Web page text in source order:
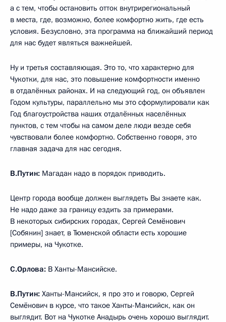
а с тем, чтобы остановить отток внутрирегиональный
в места, где, возможно, более комфортно жить, где есть
условия. Безусловно, эта программа на ближайший период
для нас будет являться важнейшей.
Ну и третья составляющая. Это то, что характерно для
Чукотки, для нас, это повышение комфортности именно
в отдалённых районах. И на следующий год, он объявлен
Годом культуры, параллельно мы это сформулировали как
Год благоустройства наших отдалённых населённых
пунктов, с тем чтобы на самом деле люди везде себя
чувствовали более комфортно. Собственно говоря, это
главная задача для нас сегодня.
В.Путин: Магадан надо в порядок приводить.
Центр города вообще должен выглядеть Вы знаете как.
Не надо даже за границу ездить за примерами.
В некоторых сибирских городах, Сергей Семёнович
[Собянин] знает, в Тюменской области есть хорошие
примеры, на Чукотке.
С.Орлова: В Ханты-Мансийске.
В.Путин: Ханты-Мансийск, я про это и говорю, Сергей
Семёнович в курсе, что такое Ханты-Мансийск, как он
выглядит. Вот на Чукотке Анадырь очень хорошо выглядит.